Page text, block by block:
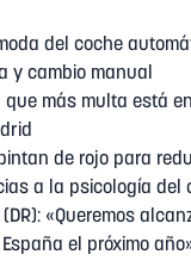
del coche
y cambio manual
que más multa está
de rojo para
a la psicología del
«Queremos
el próximo